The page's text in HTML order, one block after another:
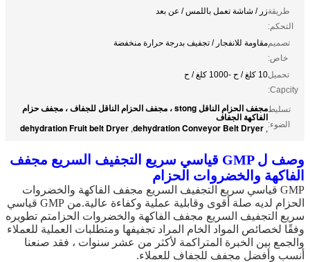
طريقة
التحكم:
زر / شاشة تعمل باللمس / عن بعد
تصميم
خاص:
مقاومة للانفجار / تجفيف بدرجة حرارة منخفضة
تحميل
Capcity:
10 كلغ / ح -1000 كلغ / ح
تسليط
الضوء:
مجفف الحزام الناقل stong ، مجفف الحزام الناقل للجفاف ، مجفف حزام
الفاكهة الجفاف
,
dehydration Conveyor Belt Dryer
,
dehydration Fruit belt Dryer
وصف ل
GMP قياسي سريع التجفيف السريع مجفف
الفاكهة والخضروات الحزام
GMP قياسي سريع التجفيف السريع مجفف الفاكهة والخضروات
الحزام لديه صلة أقوى وقابلية عملية وكفاءة عالية.من
GMP قياسي
سريع التجفيف السريع مجفف الفاكهة والخضروات الحزامتم تطويره
وفقًا لخصائص المواد الخام المراد تجفيفها ومتطلبات العملية للعملاء
والجمع بين الخبرة المتراكمة لأكثر من عشر سنوات ، فقد صنعنا
أنسب وأفضل مجفف للجفاف للعملاء.